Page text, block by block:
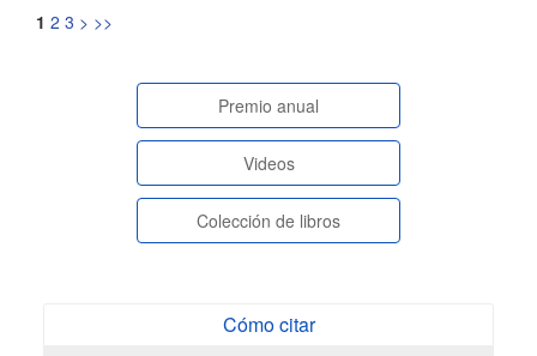
1 2 3 > >>
paginasespeciales
Premio anual
Videos
Colección de libros
Cómo citar